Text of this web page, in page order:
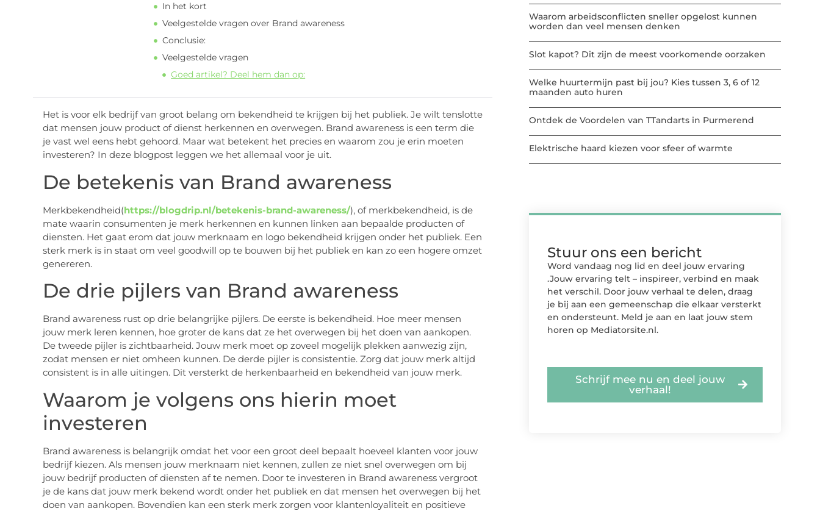
In het kort
Veelgestelde vragen over Brand awareness
Conclusie:
Veelgestelde vragen
Goed artikel? Deel hem dan op:
Het is voor elk bedrijf van groot belang om bekendheid te krijgen bij het publiek. Je wilt tenslotte
dat mensen jouw product of dienst herkennen en overwegen. Brand awareness is een term die
je vast wel eens hebt gehoord. Maar wat betekent het precies en waarom zou je erin moeten
investeren? In deze blogpost leggen we het allemaal voor je uit.
De betekenis van Brand awareness
Merkbekendheid(https://blogdrip.nl/betekenis-brand-awareness/), of merkbekendheid, is de
mate waarin consumenten je merk herkennen en kunnen linken aan bepaalde producten of
diensten. Het gaat erom dat jouw merknaam en logo bekendheid krijgen onder het publiek. Een
sterk merk is in staat om veel goodwill op te bouwen bij het publiek en kan zo een hogere omzet
genereren.
De drie pijlers van Brand awareness
Brand awareness rust op drie belangrijke pijlers. De eerste is bekendheid. Hoe meer mensen
jouw merk leren kennen, hoe groter de kans dat ze het overwegen bij het doen van aankopen.
De tweede pijler is zichtbaarheid. Jouw merk moet op zoveel mogelijk plekken aanwezig zijn,
zodat mensen er niet omheen kunnen. De derde pijler is consistentie. Zorg dat jouw merk altijd
consistent is in alle uitingen. Dit versterkt de herkenbaarheid en bekendheid van jouw merk.
Waarom je volgens ons hierin moet
investeren
Brand awareness is belangrijk omdat het voor een groot deel bepaalt hoeveel klanten voor jouw
bedrijf kiezen. Als mensen jouw merknaam niet kennen, zullen ze niet snel overwegen om bij
jouw bedrijf producten of diensten af te nemen. Door te investeren in Brand awareness vergroot
je de kans dat jouw merk bekend wordt onder het publiek en dat mensen het overwegen bij het
doen van aankopen. Bovendien kan een sterk merk zorgen voor klantenloyaliteit en positieve
Waarom arbeidsconflicten sneller opgelost kunnen
worden dan veel mensen denken
Slot kapot? Dit zijn de meest voorkomende oorzaken
Welke huurtermijn past bij jou? Kies tussen 3, 6 of 12
maanden auto huren
Ontdek de Voordelen van TTandarts in Purmerend
Elektrische haard kiezen voor sfeer of warmte
Stuur ons een bericht
Word vandaag nog lid en deel jouw ervaring
.Jouw ervaring telt – inspireer, verbind en maak
het verschil. Door jouw verhaal te delen, draag
je bij aan een gemeenschap die elkaar versterkt
en ondersteunt. Meld je aan en laat jouw stem
horen op Mediatorsite.nl.
Schrijf mee nu en deel jouw
verhaal!